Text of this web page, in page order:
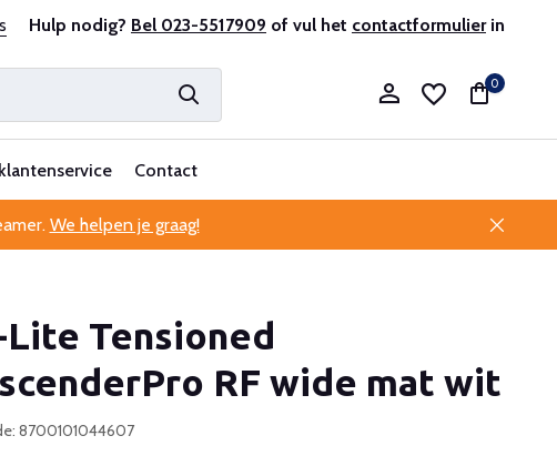
en ervaren Professionele klantenservice
Hulp nodig? Bel 023-5517909 of vul het contactformulierin
0
Contact
We helpen je graag!
Lite Tensioned
RF wide mat wit
8700101044607